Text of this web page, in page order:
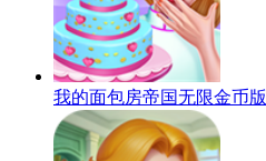
我的面包房帝国无限金币版